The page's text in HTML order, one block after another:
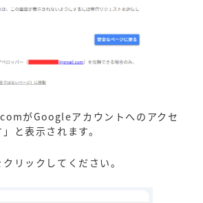
がGoogleアカウントへのアクセ
と表示されます。
リックしてください。